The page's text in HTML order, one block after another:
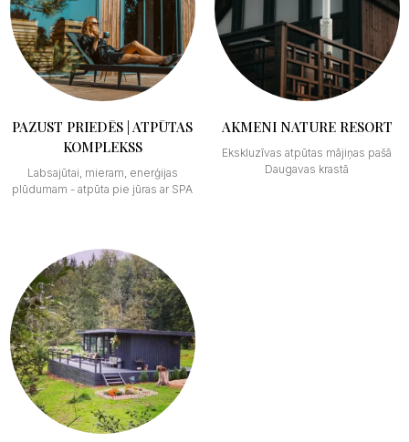
PAZUST PRIEDĒS | ATPŪTAS
KOMPLEKSS
Labsajūtai, mieram, enerģijas
plūdumam - atpūta pie jūras ar SPA
AKMENI NATURE RESORT
Ekskluzīvas atpūtas mājiņas pašā
Daugavas krastā